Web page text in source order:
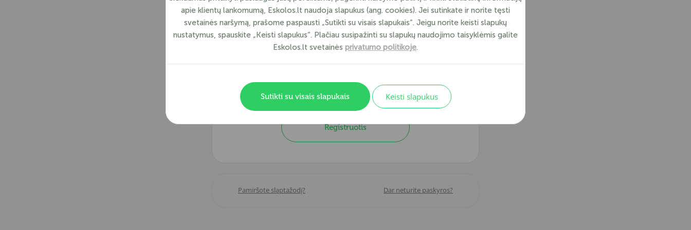
Slaptažodis
Prisijungti
Registruotis
Pamiršote slaptažodį? Dar neturite paskyros?
apie klientų lankomumą, Eskolos.lt naudoja slapukus (ang. cookies). Jei sutinkate ir norite tęsti
svetainės naršymą, prašome paspausti „Sutikti su visais slapukais“. Jeigu norite keisti slapukų
nustatymus, spauskite „Keisti slapukus“. Plačiau susipažinti su slapukų naudojimo taisyklėmis galite
Eskolos.lt svetainės privatumo politikoje.
Sutikti su visais slapukais Keisti slapukus